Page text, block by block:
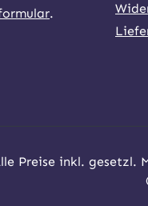
.
– öffnet in neuem
– öffnet in
Preise inkl. gesetzl.